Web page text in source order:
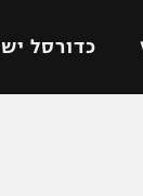
כדורסל